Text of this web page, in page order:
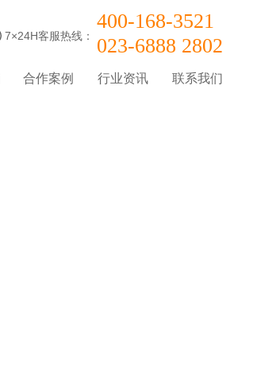
7×24H客服热线：
400-168-3521
023-6888 2802
合作案例 行业资讯 联系我们